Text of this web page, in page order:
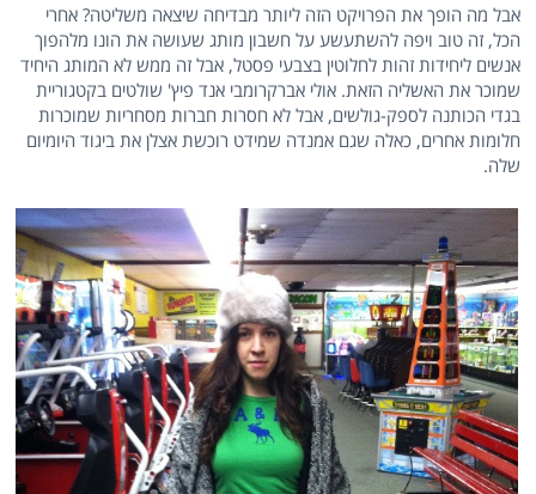
אבל מה הופך את הפרויקט הזה ליותר מבדיחה שיצאה משליטה? אחרי
הכל, זה טוב ויפה להשתעשע על חשבון מותג שעושה את הונו מלהפוך
אנשים ליחידות זהות לחלוטין בצבעי פסטל, אבל זה ממש לא המותג היחיד
שמוכר את האשליה הזאת. אולי אברקרומבי אנד פיץ' שולטים בקטגוריית
בגדי הכותנה לספק-גולשים, אבל לא חסרות חברות מסחריות שמוכרות
חלומות אחרים, כאלה שגם אמנדה שמידט רוכשת אצלן את ביגוד היומיום
שלה.